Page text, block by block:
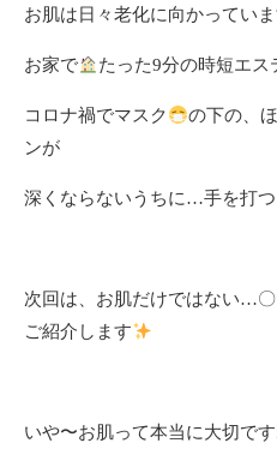
お肌は日々老化に向かってい
お家で たった9分の時短エス
コロナ禍でマスク
の下の、
ンが
深くならないうちに…手を打
次回は、お肌だけではない…
ご紹介します
いや〜お肌って本当に大切で